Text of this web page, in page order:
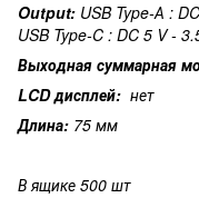
Output: USB Type-А :
USB Type-C : DC 5 V -
Выходная суммарная
LCD дисплей: нет
Длина: 75 мм
В ящике 500 шт